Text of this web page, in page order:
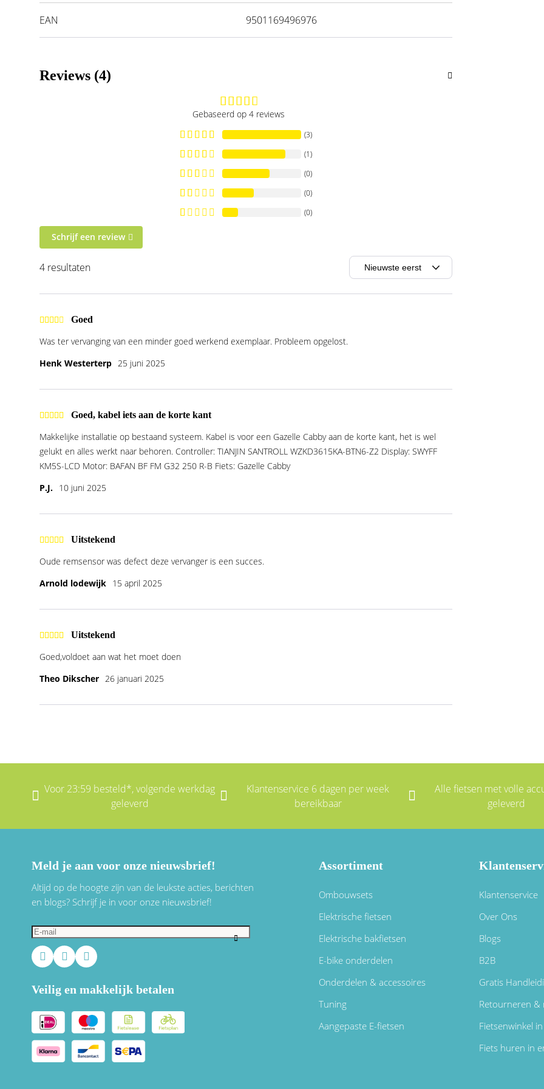
EAN 9501169496976
Reviews (4)
Gebaseerd op 4 reviews
(3)
(1)
(0)
(0)
(0)
Schrijf een review
4 resultaten
Goed
Was ter vervanging van een minder goed werkend exemplaar. Probleem opgelost.
Henk Westerterp 25 juni 2025
Goed, kabel iets aan de korte kant
Makkelijke installatie op bestaand systeem. Kabel is voor een Gazelle Cabby aan de korte kant, het is wel
gelukt en alles werkt naar behoren. Controller: TIANJIN SANTROLL WZKD3615KA-BTN6-Z2 Display: SWYFF
KM5S-LCD Motor: BAFAN BF FM G32 250 R-B Fiets: Gazelle Cabby
P.J. 10 juni 2025
Uitstekend
Oude remsensor was defect deze vervanger is een succes.
Arnold lodewijk 15 april 2025
Uitstekend
Goed,voldoet aan wat het moet doen
Theo Dikscher 26 januari 2025
Voor 23:59 besteld*, volgende werkdag
geleverd
Klantenservice 6 dagen per week
bereikbaar
Alle fietsen met volle
geleverd
Meld je aan voor onze nieuwsbrief!
Altijd op de hoogte zijn van de leukste acties, berichten
en blogs? Schrijf je in voor onze nieuwsbrief!
Veilig en makkelijk betalen
Assortiment
Ombouwsets
Elektrische fietsen
Elektrische bakfietsen
E-bike onderdelen
Onderdelen & accessoires
Tuning
Aangepaste E-fietsen
Klantenservice
Over Ons
Blogs
B2B
Gratis
Retourneren &
Fietsenwinkel
Fiets huren in